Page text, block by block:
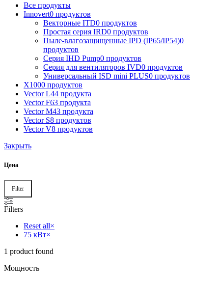
Все продукты
Innovert0 продуктов
Векторные ITD0 продуктов
Простая серия IRD0 продуктов
Пыле-влагозащищенные IPD (IP65/IP54)0
продуктов
Серия IHD Pump0 продуктов
Серия для вентиляторов IVD0 продуктов
Универсальный ISD mini PLUS0 продуктов
X1000 продуктов
Vector L44 продукта
Vector F63 продукта
Vector M43 продукта
Vector S8 продуктов
Vector V8 продуктов
Закрыть
Цена
Filter
Filters
Reset all×
75 кВт×
1 product found
Мощность